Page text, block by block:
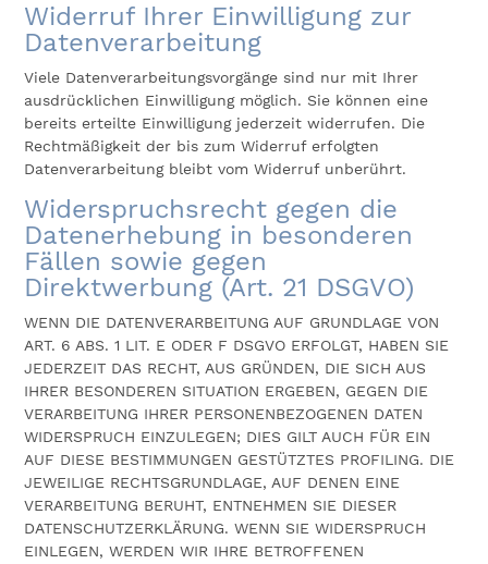
Widerruf Ihrer Einwilligung zur
Datenverarbeitung
Viele Datenverarbeitungsvorgänge sind nur mit Ihrer
ausdrücklichen Einwilligung möglich. Sie können eine
bereits erteilte Einwilligung jederzeit widerrufen. Die
Rechtmäßigkeit der bis zum Widerruf erfolgten
Datenverarbeitung bleibt vom Widerruf unberührt.
Widerspruchsrecht gegen die
Datenerhebung in besonderen
Fällen sowie gegen
Direktwerbung (Art. 21 DSGVO)
WENN DIE DATENVERARBEITUNG AUF GRUNDLAGE VON
ART. 6 ABS. 1 LIT. E ODER F DSGVO ERFOLGT, HABEN SIE
JEDERZEIT DAS RECHT, AUS GRÜNDEN, DIE SICH AUS
IHRER BESONDEREN SITUATION ERGEBEN, GEGEN DIE
VERARBEITUNG IHRER PERSONENBEZOGENEN DATEN
WIDERSPRUCH EINZULEGEN; DIES GILT AUCH FÜR EIN
AUF DIESE BESTIMMUNGEN GESTÜTZTES PROFILING. DIE
JEWEILIGE RECHTSGRUNDLAGE, AUF DENEN EINE
VERARBEITUNG BERUHT, ENTNEHMEN SIE DIESER
DATENSCHUTZERKLÄRUNG. WENN SIE WIDERSPRUCH
EINLEGEN, WERDEN WIR IHRE BETROFFENEN